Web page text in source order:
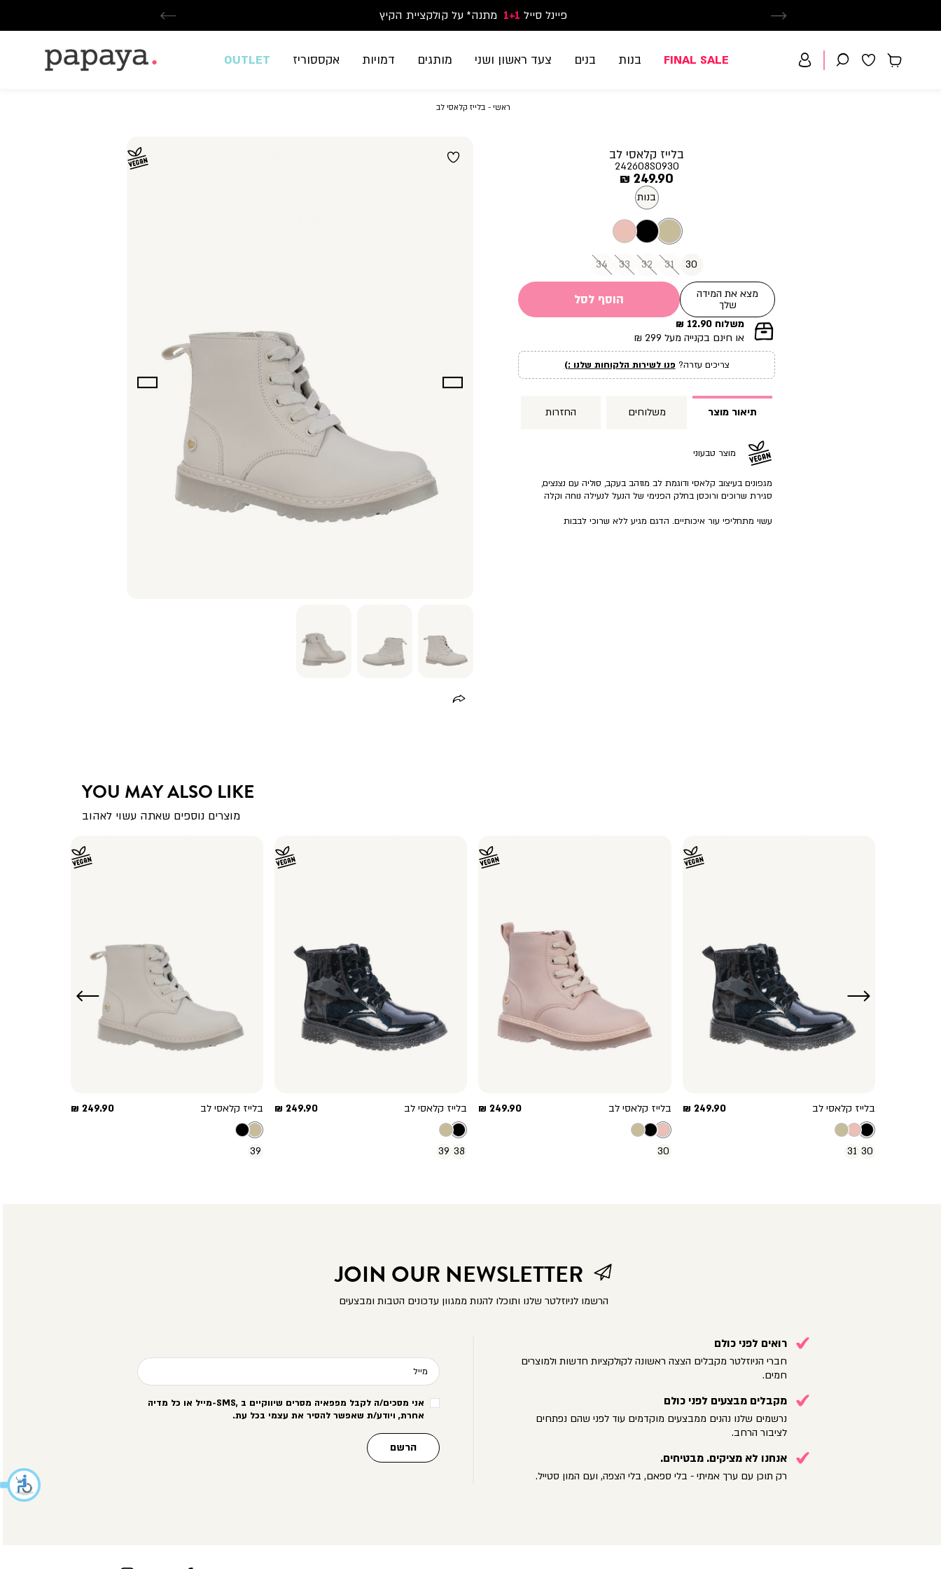
משלוח חינם בקנייה מעל 299₪ | זמני אספקה עד 5 ימי עסקים
פיינל סייל 1+1 מתנה* על קולקציית הקיץ
נעלי ספורט וסניקרס זוג שני החל מ-59.90
FINAL SALE בנות בנים צעד ראשון ושני מותגים דמויות אקססוריז OUTLET
ראשי ראשי
בלייז קלאסי לבבלייז
בלייז קלאסי לב
242608S0930
מחיר
מוצר
249.90 ₪
בנות
30
31
32
33
34
מצא את המידה
שלך
הוסף לסל
|
תומך
מכירה
עמוד
מוצר
משלוח 12.90 ₪
או חינם בקנייה מעל 299 ₪
צריכים עזרה? פנו לשירות הלקוחות שלנו :)
תיאור מוצר משלוחים החזרות
מוצר טבעוני
מגפונים בעיצוב קלאסי ודוגמת לב מוזהב בעקב, סוליה עם נצנצים,
סגירת שרוכים ורוכסן בחלק הפנימי של הנעל לנעילה נוחה וקלה
עשוי מתחליפי עור איכותיים. הדגם מגיע ללא שרוכי לבבות
YOU MAY ALSO LIKE
מוצרים נוספים שאתה עשוי לאהוב
ימינה
בלייז קלאסי לב
מחיר
249.90 ₪
30
31
בלייז קלאסי לב
מחיר
249.90 ₪
30
בלייז קלאסי לב
מחיר
249.90 ₪
38
39
בלייז קלאסי לב
מחיר
249.90 ₪
39
שמאלה
JOIN OUR NEWSLETTER
הרשמו לניוזלטר שלנו ותוכלו להנות ממגוון עדכונים הטבות ומבצעים
רואים לפני כולם
חברי הניוזלטר מקבלים הצצה ראשונה לקולקציות חדשות ולמוצרים
חמים.
מקבלים מבצעים לפני כולם
נרשמים שלנו נהנים ממבצעים מוקדמים עוד לפני שהם נפתחים
לציבור הרחב.
אנחנו לא מציקים. מבטיחים.
רק תוכן עם ערך אמיתי - בלי ספאם, בלי הצפה, ועם המון סטייל.
מייל
אני מסכים/ה לקבל מפפאיה מסרים שיווקיים ב -SMS,מייל או כל מדיה
אחרת, ויודע/ת שאפשר להסיר את עצמי בכל עת.
הרשם